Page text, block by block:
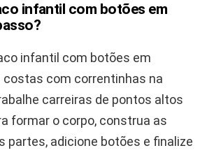
infantil com botões em
infantil com botões em
costas com correntinhas na
carreiras de pontos altos
formar o corpo, construa as
partes, adicione botões e finalize